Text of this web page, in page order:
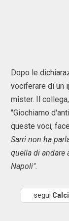
Dopo le
vociferare di un
mister. Il
"Giochiamo
queste voci,
Sarri non ha
quella di andare
Napoli".
segui